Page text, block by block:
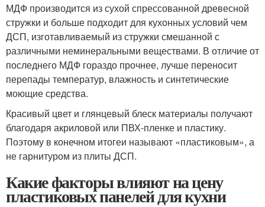
МДФ производится из сухой спрессованной древесной
стружки и больше подходит для кухонных условий чем
ДСП, изготавливаемый из стружки смешанной с
различными неминеральными веществами. В отличие от
последнего МДФ гораздо прочнее, лучше переносит
перепады температур, влажность и синтетические
моющие средства.
Красивый цвет и глянцевый блеск материалы получают
благодаря акриловой или ПВХ-пленке и пластику.
Поэтому в конечном итогеи называют «пластиковым», а
не гарнитуром из плиты ДСП.
Какие факторы влияют на цену
пластиковых панелей для кухни